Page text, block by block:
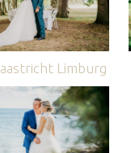
Limburg